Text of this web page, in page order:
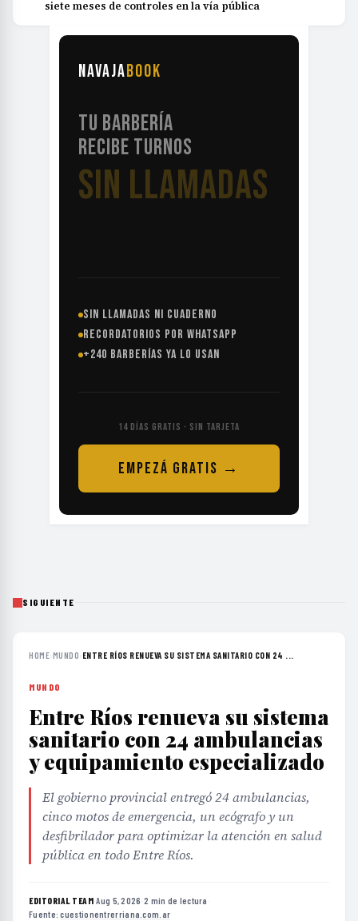
siete meses de controles en la vía pública
NAVAJABOOK
TU BARBERÍA
RECIBE TURNOS
SIN LLAMADAS
SIN LLAMADAS NI CUADERNO
RECORDATORIOS POR WHATSAPP
+240 BARBERÍAS YA LO USAN
14 DÍAS GRATIS · SIN TARJETA
EMPEZÁ GRATIS →
SIGUIENTE
HOME›MUNDO› ENTRE RÍOS RENUEVA SU SISTEMA SANITARIO CON 24 ...
MUNDO
Entre Ríos renueva su sistema
sanitario con 24 ambulancias
y equipamiento especializado
El gobierno provincial entregó 24 ambulancias,
cinco motos de emergencia, un ecógrafo y un
desfibrilador para optimizar la atención en salud
pública en todo Entre Ríos.
EDITORIAL TEAM·Aug 5, 2026 ·2 min de lectura ·
Fuente:cuestionentrerriana.com.ar